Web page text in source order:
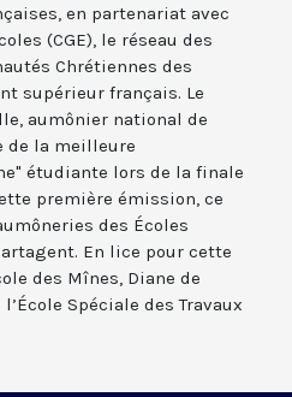
en partenariat avec
(CGE), le réseau des
Chrétiennes des
supérieur français. Le
aumônier national de
de la meilleure
étudiante lors de la finale
première émission, ce
des Écoles
En lice pour cette
des Mînes, Diane de
Spéciale des Travaux